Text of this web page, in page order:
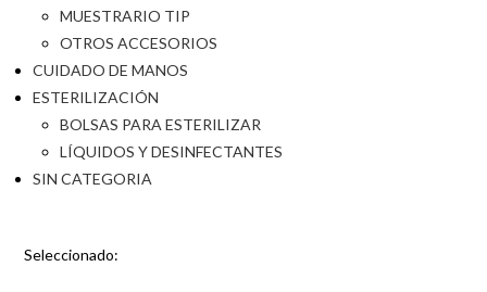
MUESTRARIO TIP
OTROS ACCESORIOS
CUIDADO DE MANOS
ESTERILIZACIÓN
BOLSAS PARA ESTERILIZAR
LÍQUIDOS Y DESINFECTANTES
SIN CATEGORIA
Seleccionado: